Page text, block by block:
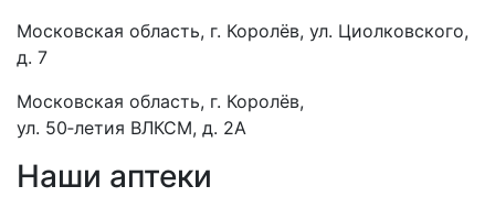
Московская область, г. Королёв, ул. Циолковского,
д. 7
Московская область, г. Королёв,
ул. 50‑летия ВЛКСМ, д. 2А
Наши аптеки